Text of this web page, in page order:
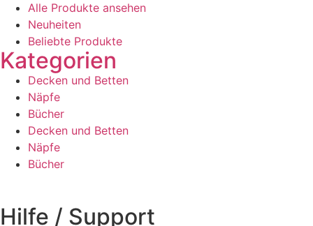
Alle Produkte ansehen
Neuheiten
Beliebte Produkte
Kategorien
Decken und Betten
Näpfe
Bücher
Decken und Betten
Näpfe
Bücher
Hilfe / Support